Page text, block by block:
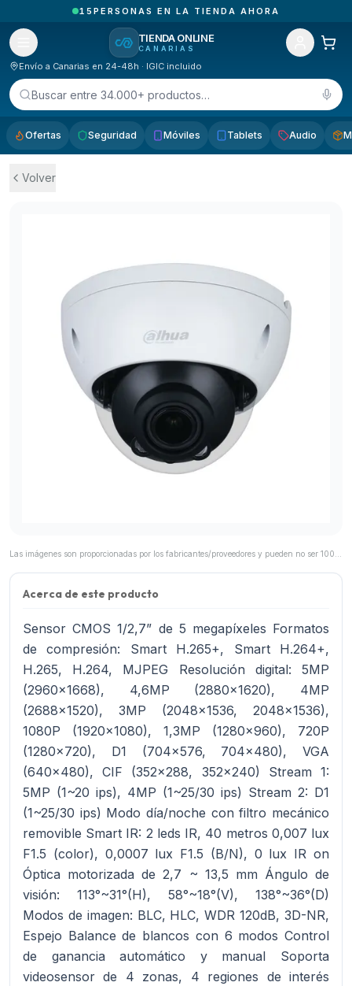
PEDIDOS ENTREGADOS HOY EN CANARIAS
TIENDA ONLINE
CANARIAS
Envío a Canarias en 24-48h · IGIC incluido
Buscar entre 34.000+ productos…
Ofertas Seguridad Móviles Tablets Audio
Volver
Acerca de este producto
Sensor CMOS 1/2,7” de 5 megapíxeles Formatos
de compresión: Smart H.265+, Smart H.264+,
H.265, H.264, MJPEG Resolución digital: 5MP
(2960x1668), 4,6MP (2880x1620), 4MP
(2688x1520), 3MP (2048x1536, 2048x1536),
1080P (1920x1080), 1,3MP (1280x960), 720P
(1280x720), D1 (704x576, 704x480), VGA
(640x480), CIF (352x288, 352x240) Stream 1:
5MP (1~20 ips), 4MP (1~25/30 ips) Stream 2: D1
(1~25/30 ips) Modo día/noche con filtro mecánico
removible Smart IR: 2 leds IR, 40 metros 0,007 lux
F1.5 (color), 0,0007 lux F1.5 (B/N), 0 lux IR on
Óptica motorizada de 2,7 ~ 13,5 mm Ángulo de
visión: 113°~31°(H), 58°~18°(V), 138°~36°(D)
Modos de imagen: BLC, HLC, WDR 120dB, 3D-NR,
Espejo Balance de blancos con 6 modos Control
de ganancia automático y manual Soporta
videosensor de 4 zonas, 4 regiones de interés